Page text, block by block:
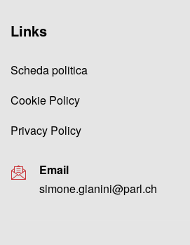
Links
Scheda politica
Cookie Policy
Privacy Policy
Email
simone.gianini@parl.ch